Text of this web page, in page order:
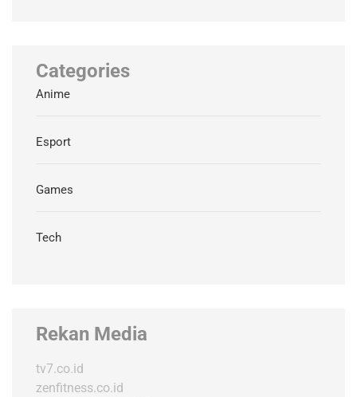
Categories
Anime
Esport
Games
Tech
Rekan Media
tv7.co.id
zenfitness.co.id